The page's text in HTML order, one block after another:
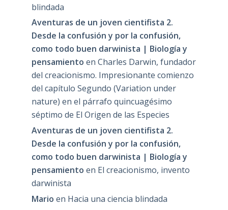
blindada
Aventuras de un joven cientifista 2.
Desde la confusión y por la confusión,
como todo buen darwinista | Biología y
pensamiento en Charles Darwin, fundador
del creacionismo. Impresionante comienzo
del capítulo Segundo (Variation under
nature) en el párrafo quincuagésimo
séptimo de El Origen de las Especies
Aventuras de un joven cientifista 2.
Desde la confusión y por la confusión,
como todo buen darwinista | Biología y
pensamiento en El creacionismo, invento
darwinista
Mario en Hacia una ciencia blindada